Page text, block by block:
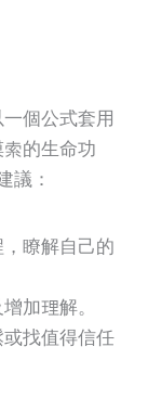
個公式套用
的生命功
議：
瞭解自己的
加理解。
找值得信任